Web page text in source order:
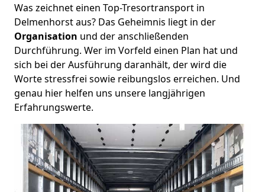
Was zeichnet einen Top-Tresortransport in
Delmenhorst aus? Das Geheimnis liegt in der
Organisation und der anschließenden
Durchführung. Wer im Vorfeld einen Plan hat und
sich bei der Ausführung daranhält, der wird die
Worte stressfrei sowie reibungslos erreichen. Und
genau hier helfen uns unsere langjährigen
Erfahrungswerte.